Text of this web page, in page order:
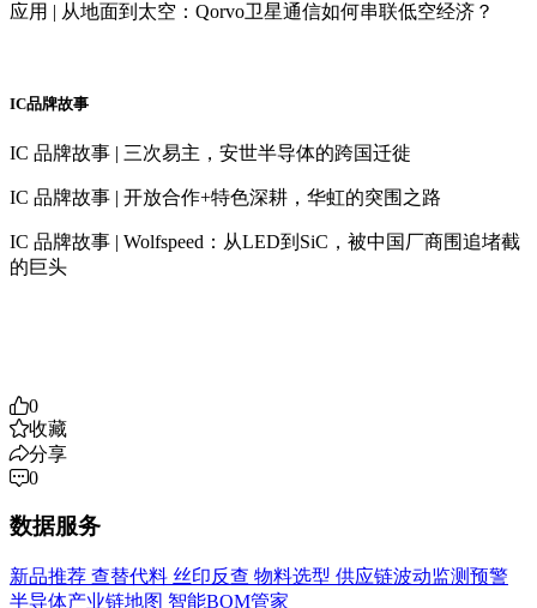
应用 | 从地面到太空：Qorvo卫星通信如何串联低空经济？
IC品牌故事
IC 品牌故事 | 三次易主，安世半导体的跨国迁徙
IC 品牌故事 | 开放合作+特色深耕，华虹的突围之路
IC 品牌故事 | Wolfspeed：从LED到SiC，被中国厂商围追堵截
的巨头
0
收藏
分享
0
数据服务
新品推荐 查替代料 丝印反查 物料选型 供应链波动监测预警
半导体产业链地图 智能BOM管家